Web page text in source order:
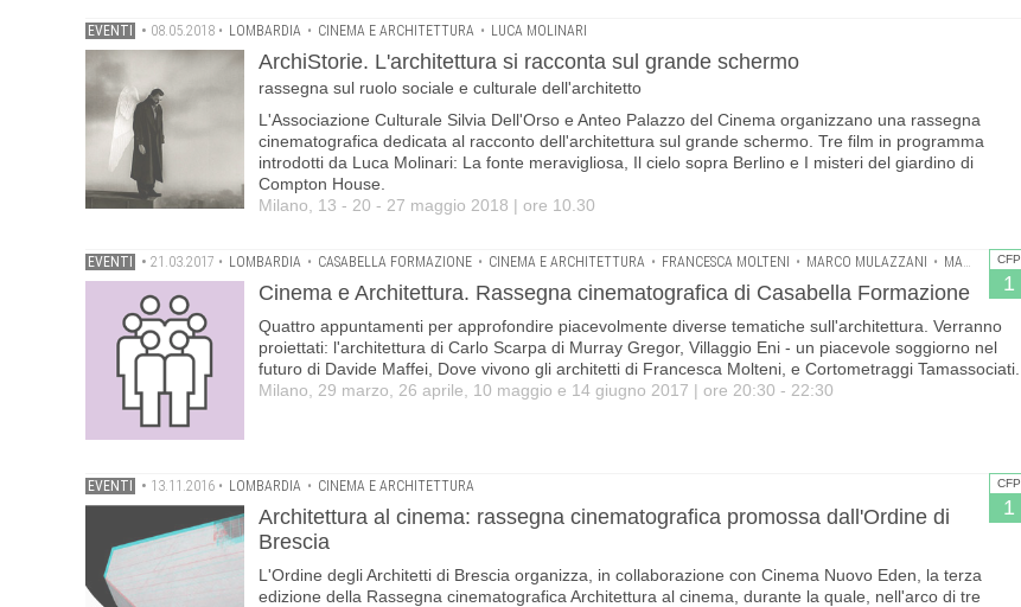
EVENTI • 08.05.2018 • LOMBARDIA • CINEMA E ARCHITETTURA • LUCA MOLINARI
ArchiStorie. L'architettura si racconta sul grande schermo
rassegna sul ruolo sociale e culturale dell'architetto
L'Associazione Culturale Silvia Dell'Orso e Anteo Palazzo del Cinema organizzano una rassegna
cinematografica dedicata al racconto dell'architettura sul grande schermo. Tre film in programma
introdotti da Luca Molinari: La fonte meravigliosa, Il cielo sopra Berlino e I misteri del giardino di
Compton House.
Milano, 13 - 20 - 27 maggio 2018 | ore 10.30
CFP
1
EVENTI • 21.03.2017 • LOMBARDIA • CASABELLA FORMAZIONE • CINEMA E ARCHITETTURA • FRANCESCA MOLTENI • MARCO MULAZZANI • MASSIMO LEPORE
Cinema e Architettura. Rassegna cinematografica di Casabella Formazione
Quattro appuntamenti per approfondire piacevolmente diverse tematiche sull'architettura. Verranno
proiettati: l'architettura di Carlo Scarpa di Murray Gregor, Villaggio Eni - un piacevole soggiorno nel
futuro di Davide Maffei, Dove vivono gli architetti di Francesca Molteni, e Cortometraggi Tamassociati.
Milano, 29 marzo, 26 aprile, 10 maggio e 14 giugno 2017 | ore 20:30 - 22:30
CFP
1
EVENTI • 13.11.2016 • LOMBARDIA • CINEMA E ARCHITETTURA
Architettura al cinema: rassegna cinematografica promossa dall'Ordine di
Brescia
L'Ordine degli Architetti di Brescia organizza, in collaborazione con Cinema Nuovo Eden, la terza
edizione della Rassegna cinematografica Architettura al cinema, durante la quale, nell'arco di tre